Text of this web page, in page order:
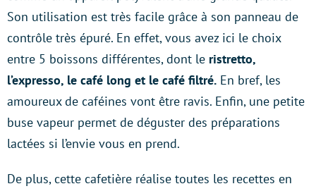
Son utilisation est très facile grâce à son panneau de
contrôle très épuré. En effet, vous avez ici le choix
entre 5 boissons différentes, dont le ristretto,
l’expresso, le café long et le café filtré. En bref, les
amoureux de caféines vont être ravis. Enfin, une petite
buse vapeur permet de déguster des préparations
lactées si l’envie vous en prend.
De plus, cette cafetière réalise toutes les recettes en